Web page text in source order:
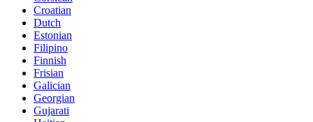
Croatian
Dutch
Estonian
Filipino
Finnish
Frisian
Galician
Georgian
Gujarati